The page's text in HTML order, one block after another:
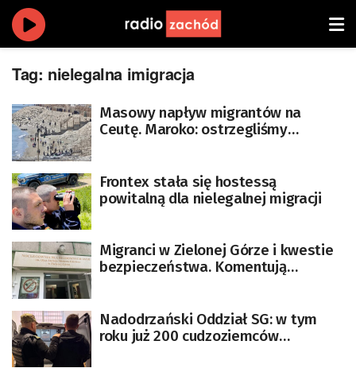
Tag: nielegalna imigracja
Masowy napływ migrantów na
Ceutę. Maroko: ostrzegliśmy
Frontex stała się hostessą
powitalną dla nielegalnej migracji
Migranci w Zielonej Górze i kwestie
bezpieczeństwa. Komentują
Nadodrzański Oddział SG: w tym
roku już 200 cudzoziemców